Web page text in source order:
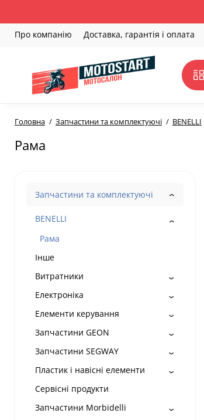
Про компанію Доставка, гарантія і оплата
Головна Запчастини та комплектуючі BENELLI
Рама
Запчастини та комплектуючі
BENELLI
Рама
Інше
Витратники
Електроніка
Елементи керування
Запчастини GEON
Запчастини SEGWAY
Пластик і навісні елементи
Сервісні продукти
Запчастини Morbidelli